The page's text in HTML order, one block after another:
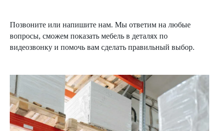
Позвоните или напишите нам. Мы ответим на любые
вопросы, сможем показать мебель в деталях по
видеозвонку и помочь вам сделать правильный выбор.